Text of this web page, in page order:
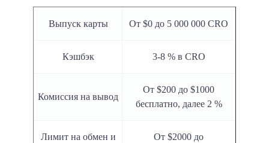
Выпуск карты От $0 до 5 000 000 CRO
Кэшбэк 3-8 % в CRO
Комиссия на вывод
От $200 до $1000
бесплатно, далее 2 %
Лимит на обмен и
От $2000 до